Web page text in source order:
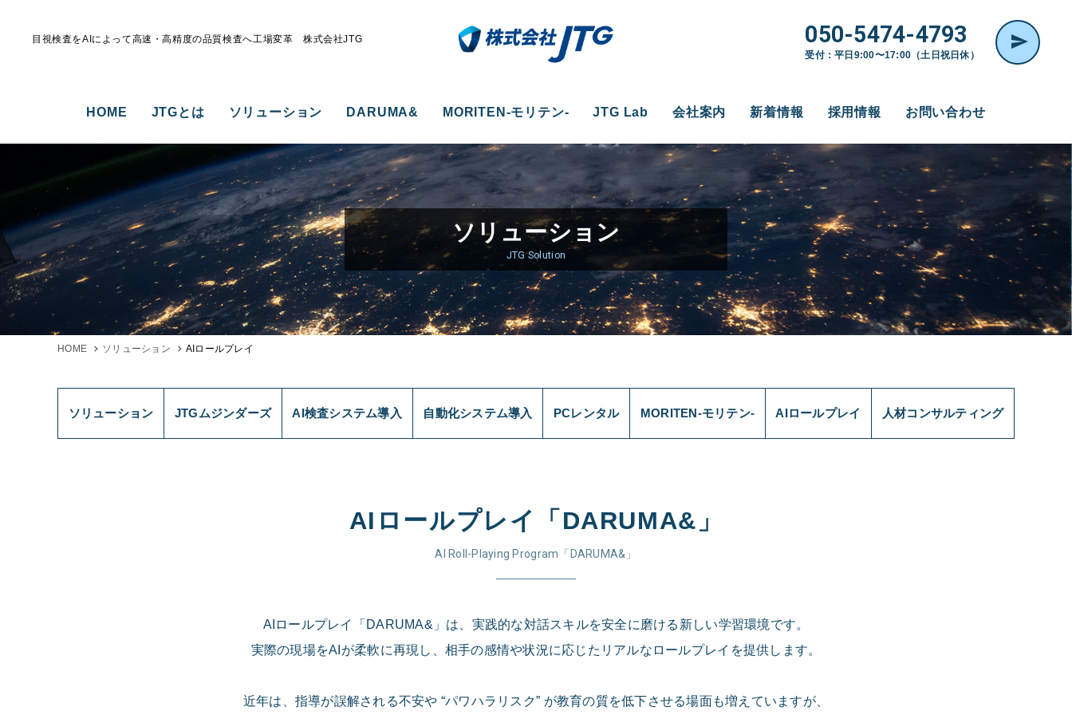
目視検査をAIによって高速・高精度の品質検査へ工場変革 株式会社JTG 050-5474-4793
受付：平日9:00〜17:00（土日祝日休）
HOME JTGとは ソリューション DARUMA& MORITEN-モリテン- JTG Lab 会社案内 新着情報 採用情報 お問い合わせ
ソリューション
JTG Solution
HOME ソリューション AIロールプレイ
ソリューション JTGムジンダーズ AI検査システム導入 自動化システム導入 PCレンタル MORITEN-モリテン- AIロールプレイ 人材コンサルティング
AIロールプレイ「DARUMA&」
AI Roll-Playing Program「DARUMA&」
AIロールプレイ「DARUMA&」は、実践的な対話スキルを安全に磨ける新しい学習環境です。
実際の現場をAIが柔軟に再現し、相手の感情や状況に応じたリアルなロールプレイを提供します。
近年は、指導が誤解される不安や “パワハラリスク” が教育の質を低下させる場面も増えていますが、